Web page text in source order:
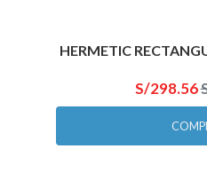
HERMETIC
S/298.56